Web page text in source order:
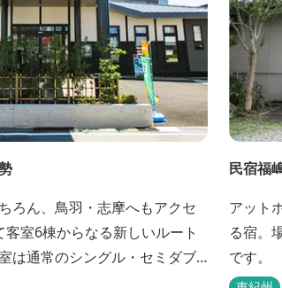
ろん、鳥羽・志摩へもアクセ
室6棟からなる新しいルート
は通常のシングル・セミダブ
きの和室もご用意しておりま
民宿福
アット
る宿。
です。